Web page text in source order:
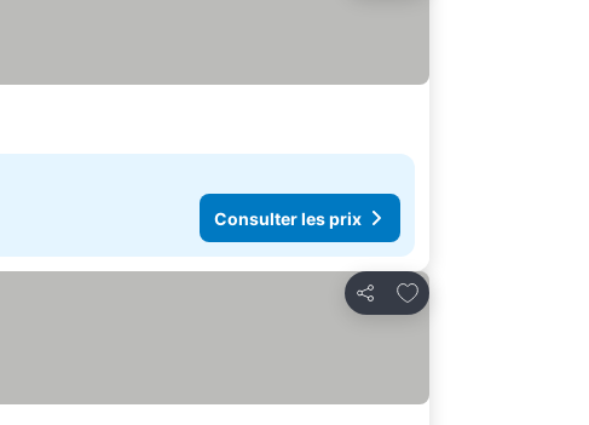
Consulter les prix
Partager
Ajouter à mes favoris